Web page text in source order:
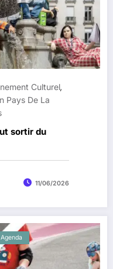
Culturel,
Pays De La
sortir du
11/06/2026